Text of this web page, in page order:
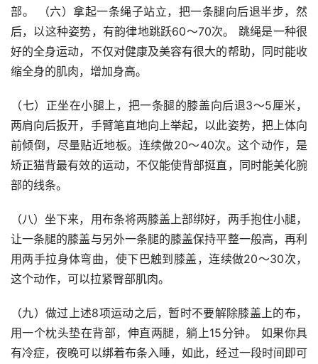
部。 （六）拿起一条绳子站立，把一条腿向后退半步，然
后，以这种姿势，有韵律地跳跃60～70次。 跳绳是一种很
好的全身运动，不仅对健康及美容有很大的帮助，同时能收
缩全身的肌肉，增加身高。
（七）正坐在小腿上，把一条腿的膝盖向后退3～5厘米，
两肩向后扳开，手臂笔直地向上举起，以此姿势，把上体向
前倾倒，尽量贴近地板。连续做20～40次。这个动作，是
矫正猫背最有效的运动，不仅能使背部挺直，同时能美化腕
部的线条。
（八）坐下来，用布条将两膝盖上部绑好，两手抱住小腿，
让一条腿的膝盖与另外一条腿的膝盖保持平整一般高，再利
用两手拉身体弯曲，使下巴触到膝盖，连续做20～30次，
这个动作，可以拉紧臀部肌肉。
（九）做过上述8项运动之后，暂时不要解除膝盖上的布，
用一个枕头垫在背部，伸直两腿，躺上15分钟。 如果你具
有冷症，夜晚可以绑着布条入睡，如此，经过一段时间即可